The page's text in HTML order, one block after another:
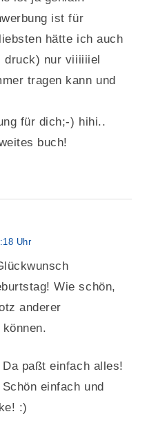
ist für
hätte ich auch
druck) nur viiiiiiel
tragen kann und
für dich;-) hihi..
buch!
Uhr
Wie schön,
anderer
paßt einfach alles!
einfach und
:)